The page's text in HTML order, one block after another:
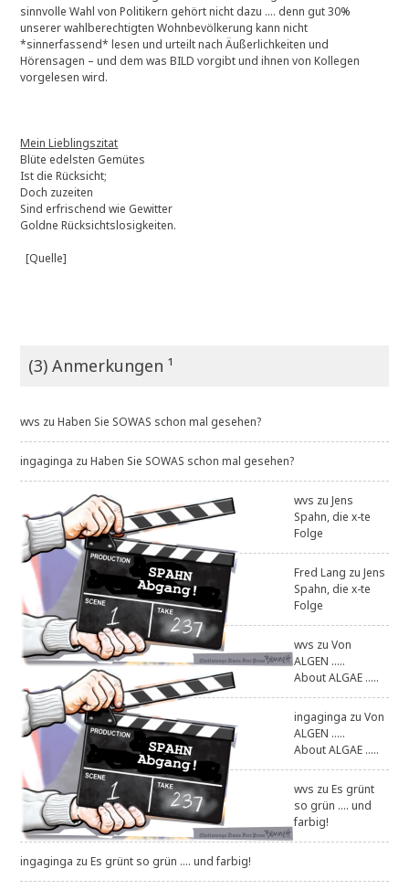
sinnvolle Wahl von Politikern gehört nicht dazu …. denn gut 30%
unserer wahlberechtigten Wohnbevölkerung kann nicht
*sinnerfassend* lesen und urteilt nach Äußerlichkeiten und
Hörensagen – und dem was BILD vorgibt und ihnen von Kollegen
vorgelesen wird.
Mein Lieblingszitat
Blüte edelsten Gemütes
Ist die Rücksicht;
Doch zuzeiten
Sind erfrischend wie Gewitter
Goldne Rücksichtslosigkeiten.
[Quelle]
(3) Anmerkungen ¹
wvs zuHaben Sie SOWAS schon mal gesehen?
ingaginga zuHaben Sie SOWAS schon mal gesehen?
wvs zuJens
Spahn, die x-te
Folge
Fred Lang zuJens
Spahn, die x-te
Folge
wvs zuVon
ALGEN .....
About ALGAE .....
ingaginga zuVon
ALGEN .....
About ALGAE .....
wvs zuEs grünt
so grün .... und
farbig!
ingaginga zuEs grünt so grün .... und farbig!